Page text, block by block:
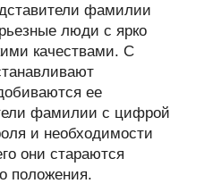
фамилии
люди с ярко
качествами. С
ее
фамилии с цифрой
и необходимости
они стараются
положения.